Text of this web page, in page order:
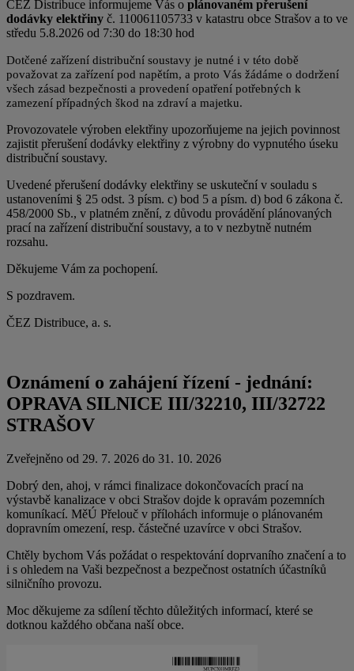
ČEZ Distribuce informujeme Vás o plánovaném přerušení
dodávky elektřiny č. 110061105733 v katastru obce Strašov a to ve
středu 5.8.2026 od 7:30 do 18:30 hod
Dotčené zařízení distribuční soustavy je nutné i v této době
považovat za zařízení pod napětím, a proto Vás žádáme o dodržení
všech zásad bezpečnosti a provedení opatření potřebných k
zamezení případných škod na zdraví a majetku.
Provozovatele výroben elektřiny upozorňujeme na jejich povinnost
zajistit přerušení dodávky elektřiny z výrobny do vypnutého úseku
distribuční soustavy.
Uvedené přerušení dodávky elektřiny se uskuteční v souladu s
ustanoveními § 25 odst. 3 písm. c) bod 5 a písm. d) bod 6 zákona č.
458/2000 Sb., v platném znění, z důvodu provádění plánovaných
prací na zařízení distribuční soustavy, a to v nezbytně nutném
rozsahu.
Děkujeme Vám za pochopení.
S pozdravem.
ČEZ Distribuce, a. s.
Oznámení o zahájení řízení - jednání:
OPRAVA SILNICE III/32210, III/32722
STRAŠOV
Zveřejněno od 29. 7. 2026 do 31. 10. 2026
Dobrý den, ahoj, v rámci finalizace dokončovacích prací na
výstavbě kanalizace v obci Strašov dojde k opravám pozemních
komuníkací. MěÚ Přelouč v přílohách informuje o plánovaném
dopravním omezení, resp. částečné uzavírce v obci Strašov.
Chtěly bychom Vás požádat o respektování doprvaního značení a to
i s ohledem na Vaši bezpečnost a bezpečnost ostatních účastníků
silničního provozu.
Moc děkujeme za sdílení těchto důležitých informací, které se
dotknou každého občana naší obce.